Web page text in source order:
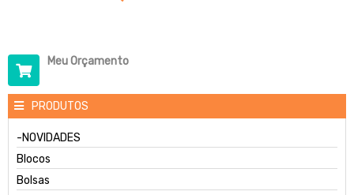
Meu Orçamento
PRODUTOS
-NOVIDADES
Blocos
Bolsas